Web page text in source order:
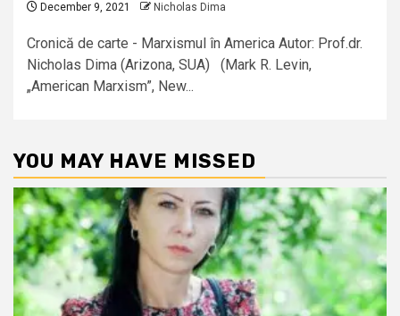
December 9, 2021 Nicholas Dima
Cronică de carte - Marxismul în America Autor: Prof.dr.
Nicholas Dima (Arizona, SUA) (Mark R. Levin,
„American Marxism”, New...
YOU MAY HAVE MISSED